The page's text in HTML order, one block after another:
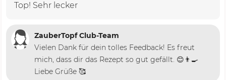
Top! Sehr lecker
ZauberTopf Club-Team
Vielen Dank für dein tolles Feedback! Es freut
mich, dass dir das Rezept so gut gefällt. 😊👨‍🍳
Liebe Grüße 🥰